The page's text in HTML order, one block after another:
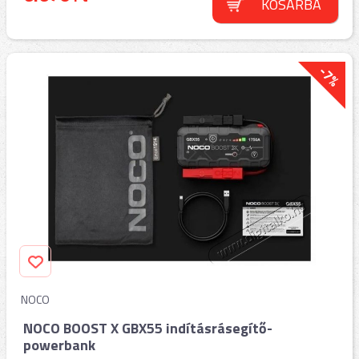
KOSÁRBA
-7%
NOCO
NOCO BOOST X GBX55 indításrásegítő-
powerbank